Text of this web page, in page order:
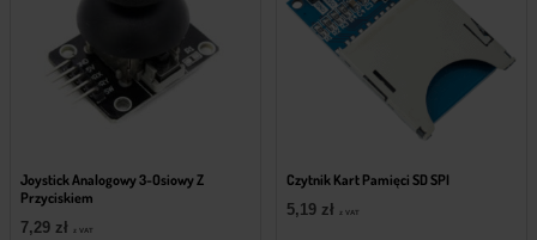
Joystick Analogowy 3-Osiowy Z
Przyciskiem
7,29 zł z VAT
Czytnik Kart Pamięci SD SPI
5,19 zł z VAT